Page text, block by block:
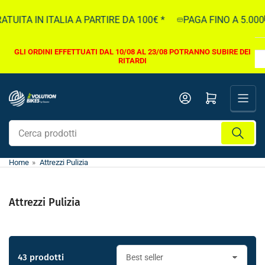
direttamente
contenuti
IN ITALIA A PARTIRE DA 100€ * PAGA FINO A 5.000€ IN
GLI ORDINI EFFETTUATI DAL 10/08 AL 23/08 POTRANNO SUBIRE DEI
RITARDI
Cerca
prodotti
Apri il mini carrello
Home » Attrezzi Pulizia
Attrezzi Pulizia
43 prodotti